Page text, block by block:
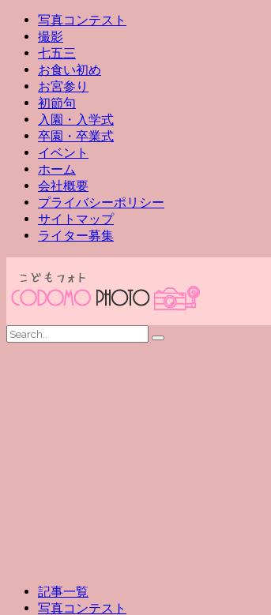
写真コンテスト
撮影
七五三
お食い初め
お宮参り
初節句
入園・入学式
卒園・卒業式
イベント
ホーム
会社概要
プライバシーポリシー
サイトマップ
ライター募集
記事一覧
写真コンテスト